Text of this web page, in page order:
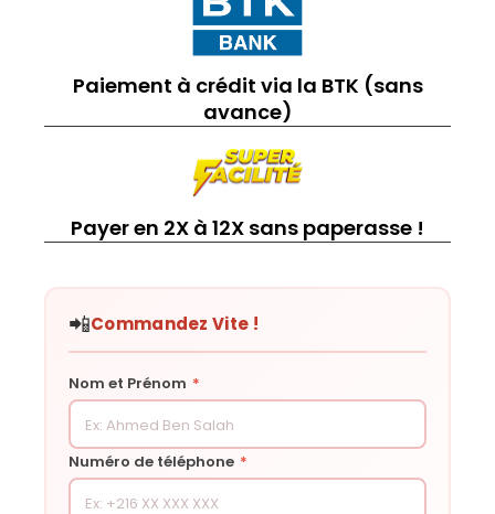
Paiement à crédit via la BTK (sans
avance)
Payer en 2X à 12X sans paperasse !
📲Commandez Vite !
Nom et Prénom *
Numéro de téléphone *